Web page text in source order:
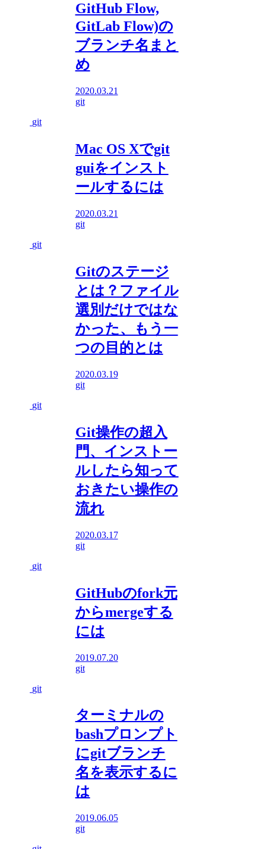
GitHub Flow,
GitLab Flow)の
ブランチ名まと
め
2020.03.21
git
git
Mac OS Xでgit
guiをインスト
ールするには
2020.03.21
git
git
Gitのステージ
とは？ファイル
選別だけではな
かった、もう一
つの目的とは
2020.03.19
git
git
Git操作の超入
門、インストー
ルしたら知って
おきたい操作の
流れ
2020.03.17
git
git
GitHubのfork元
からmergeする
には
2019.07.20
git
git
ターミナルの
bashプロンプト
にgitブランチ
名を表示するに
は
2019.06.05
git